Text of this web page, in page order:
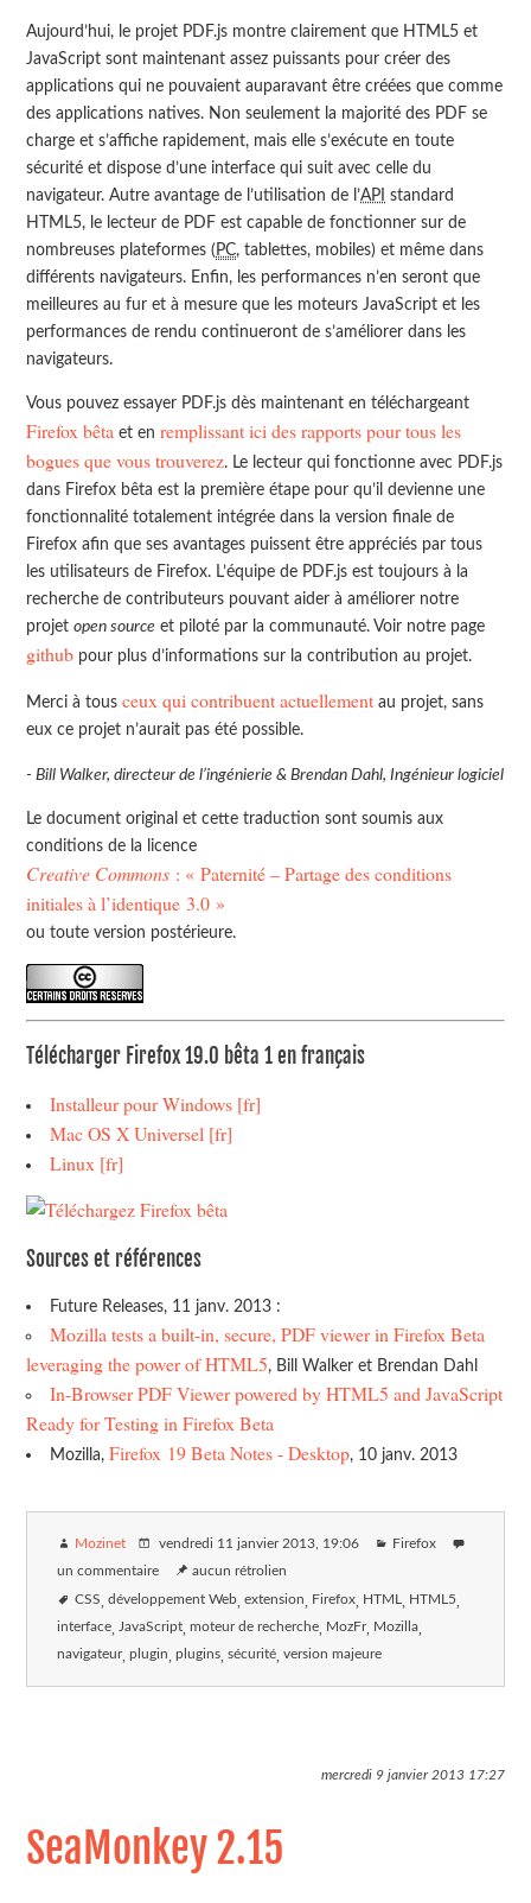
Aujourd’hui, le projet PDF.js montre clairement que HTML5 et
JavaScript sont maintenant assez puissants pour créer des
applications qui ne pouvaient auparavant être créées que comme
des applications natives. Non seulement la majorité des PDF se
charge et s’affiche rapidement, mais elle s’exécute en toute
sécurité et dispose d’une interface qui suit avec celle du
navigateur. Autre avantage de l’utilisation de l’API standard
HTML5, le lecteur de PDF est capable de fonctionner sur de
nombreuses plateformes (PC, tablettes, mobiles) et même dans
différents navigateurs. Enfin, les performances n’en seront que
meilleures au fur et à mesure que les moteurs JavaScript et les
performances de rendu continueront de s’améliorer dans les
navigateurs.
Vous pouvez essayer PDF.js dès maintenant en téléchargeant
Firefox bêta et enremplissant ici des rapports pour tous les
bogues que vous trouverez. Le lecteur qui fonctionne avec PDF.js
dans Firefox bêta est la première étape pour qu’il devienne une
fonctionnalité totalement intégrée dans la version finale de
Firefox afin que ses avantages puissent être appréciés par tous
les utilisateurs de Firefox. L’équipe de PDF.js est toujours à la
recherche de contributeurs pouvant aider à améliorer notre
projetopen source et piloté par la communauté. Voir notre page
github pour plus d’informations sur la contribution au projet.
Merci à tousceux qui contribuent actuellement au projet, sans
eux ce projet n’aurait pas été possible.
- Bill Walker, directeur de l’ingénierie & Brendan Dahl, Ingénieur logiciel
Le document original et cette traduction sont soumis aux
conditions de la licence
Creative Commons : « Paternité – Partage des conditions
initiales à l’identique 3.0 »
ou toute version postérieure.
Télécharger Firefox 19.0 bêta 1 en français
Installeur pour Windows [fr]
Mac OS X Universel [fr]
Linux [fr]
Sources et références
Future Releases, 11 janv. 2013 :
Mozilla tests a built-in, secure, PDF viewer in Firefox Beta
leveraging the power of HTML5, Bill Walker et Brendan Dahl
In-Browser PDF Viewer powered by HTML5 and JavaScript
Ready for Testing in Firefox Beta
Mozilla, Firefox 19 Beta Notes - Desktop, 10 janv. 2013
Mozinet vendredi 11 janvier 2013 , 19:06 Firefox
un commentaire aucun rétrolien
CSS développement Web extension Firefox HTML HTML5
interface JavaScript moteur de recherche MozFr Mozilla
navigateur plugin plugins sécurité version majeure
mercredi 9 janvier 201317:27
SeaMonkey 2.15